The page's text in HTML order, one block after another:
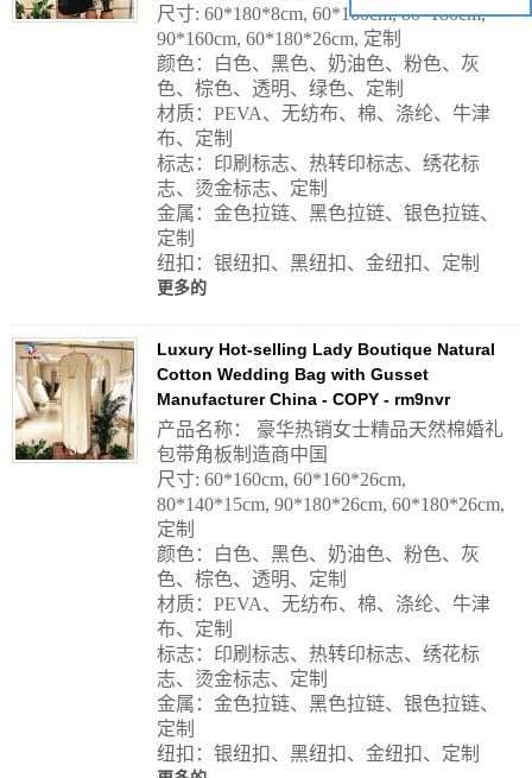
尺寸: 60*180*8cm, 60*160cm, 80*180cm,
90*160cm, 60*180*26cm, 定制
颜色：白色、黑色、奶油色、粉色、灰
色、棕色、透明、绿色、定制
材质：PEVA、无纺布、棉、涤纶、牛津
布、定制
标志：印刷标志、热转印标志、绣花标
志、烫金标志、定制
金属：金色拉链、黑色拉链、银色拉链、
定制
纽扣：银纽扣、黑纽扣、金纽扣、定制
更多的
Luxury Hot-selling Lady Boutique Natural
Cotton Wedding Bag with Gusset
Manufacturer China - COPY - rm9nvr
产品名称： 豪华热销女士精品天然棉婚礼
包带角板制造商中国
尺寸: 60*160cm, 60*160*26cm,
80*140*15cm, 90*180*26cm, 60*180*26cm,
定制
颜色：白色、黑色、奶油色、粉色、灰
色、棕色、透明、定制
材质：PEVA、无纺布、棉、涤纶、牛津
布、定制
标志：印刷标志、热转印标志、绣花标
志、烫金标志、定制
金属：金色拉链、黑色拉链、银色拉链、
定制
纽扣：银纽扣、黑纽扣、金纽扣、定制